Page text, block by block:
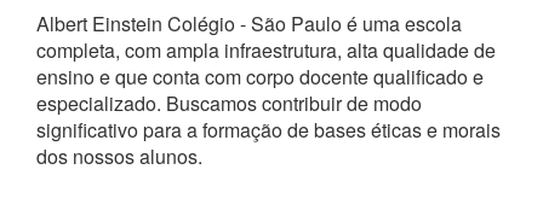
Albert Einstein Colégio - São Paulo é uma escola
completa, com ampla infraestrutura, alta qualidade de
ensino e que conta com corpo docente qualificado e
especializado. Buscamos contribuir de modo
significativo para a formação de bases éticas e morais
dos nossos alunos.